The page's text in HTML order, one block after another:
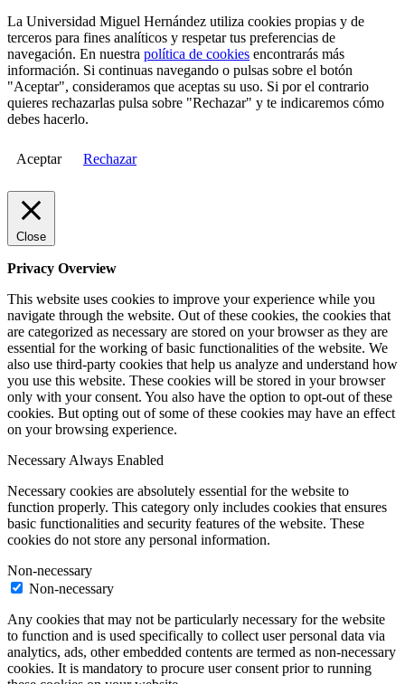
La Universidad Miguel Hernández utiliza cookies propias y de
terceros para fines analíticos y respetar tus preferencias de
navegación. En nuestra política de cookies encontrarás más
información. Si continuas navegando o pulsas sobre el botón
"Aceptar", consideramos que aceptas su uso. Si por el contrario
quieres rechazarlas pulsa sobre "Rechazar" y te indicaremos cómo
debes hacerlo.
Aceptar Rechazar
Close
Privacy Overview
This website uses cookies to improve your experience while you
navigate through the website. Out of these cookies, the cookies that
are categorized as necessary are stored on your browser as they are
essential for the working of basic functionalities of the website. We
also use third-party cookies that help us analyze and understand how
you use this website. These cookies will be stored in your browser
only with your consent. You also have the option to opt-out of these
cookies. But opting out of some of these cookies may have an effect
on your browsing experience.
NecessaryAlways Enabled
Necessary cookies are absolutely essential for the website to
function properly. This category only includes cookies that ensures
basic functionalities and security features of the website. These
cookies do not store any personal information.
Non-necessary
Non-necessary
Any cookies that may not be particularly necessary for the website
to function and is used specifically to collect user personal data via
analytics, ads, other embedded contents are termed as non-necessary
cookies. It is mandatory to procure user consent prior to running